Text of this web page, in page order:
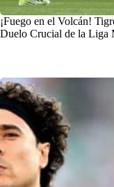
¡Fuego en el Volcán!
Duelo Crucial de la Liga